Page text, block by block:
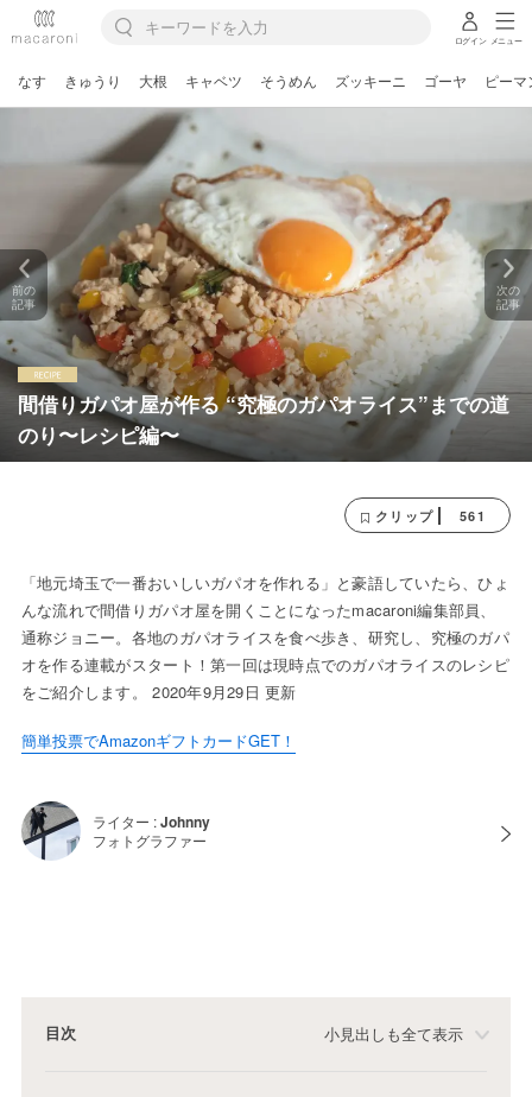
ログイン メニュー
なす きゅうり 大根 キャベツ そうめん ズッキーニ ゴーヤ ピーマ
間借りガパオ屋が作る “究極のガパオライス”までの道
のり〜レシピ編〜
前の
記事
次の
記事
クリップ 561
「地元埼玉で一番おいしいガパオを作れる」と豪語していたら、ひょ
んな流れで間借りガパオ屋を開くことになったmacaroni編集部員、
通称ジョニー。各地のガパオライスを食べ歩き、研究し、究極のガパ
オを作る連載がスタート！第一回は現時点でのガパオライスのレシピ
をご紹介します。 2020年9月29日 更新
簡単投票でAmazonギフトカードGET！
ライター :Johnny
フォトグラファー
目次 小見出しも全て表示